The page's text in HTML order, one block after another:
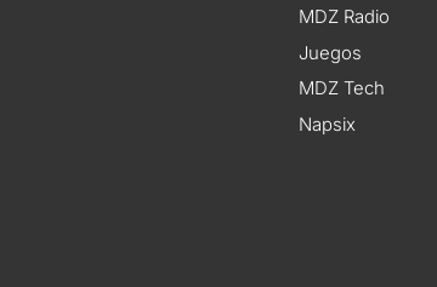
MDZ Radio
Juegos
MDZ Tech
Napsix